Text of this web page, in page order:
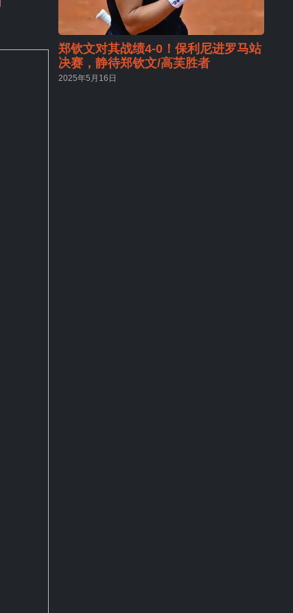
郑钦文对其战绩4-0！保利尼进罗马站
决赛，静待郑钦文/高芙胜者
2025年5月16日